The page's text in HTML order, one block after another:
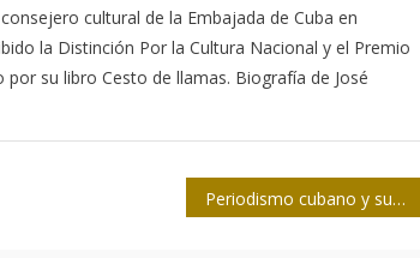
cultural de la Embajada de Cuba en
la Distinción Por la Cultura Nacional y el Premio
su libro Cesto de llamas. Biografía de José
Periodismo cubano y sus demonios